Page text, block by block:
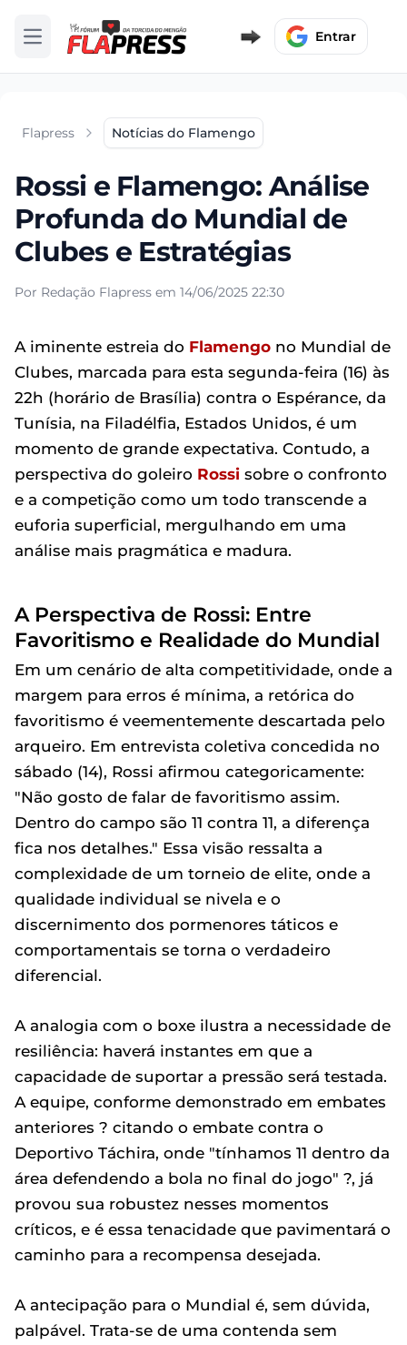
Abrir menu Entrar
Flapress Notícias do Flamengo
Rossi e Flamengo: Análise
Profunda do Mundial de
Clubes e Estratégias
Por Redação Flapress em 14/06/2025 22:30
A iminente estreia do Flamengo no Mundial de
Clubes, marcada para esta segunda-feira (16) às
22h (horário de Brasília) contra o Espérance, da
Tunísia, na Filadélfia, Estados Unidos, é um
momento de grande expectativa. Contudo, a
perspectiva do goleiro Rossi sobre o confronto
e a competição como um todo transcende a
euforia superficial, mergulhando em uma
análise mais pragmática e madura.
A Perspectiva de Rossi: Entre
Favoritismo e Realidade do Mundial
Em um cenário de alta competitividade, onde a
margem para erros é mínima, a retórica do
favoritismo é veementemente descartada pelo
arqueiro. Em entrevista coletiva concedida no
sábado (14), Rossi afirmou categoricamente:
"Não gosto de falar de favoritismo assim.
Dentro do campo são 11 contra 11, a diferença
fica nos detalhes." Essa visão ressalta a
complexidade de um torneio de elite, onde a
qualidade individual se nivela e o
discernimento dos pormenores táticos e
comportamentais se torna o verdadeiro
diferencial.
A analogia com o boxe ilustra a necessidade de
resiliência: haverá instantes em que a
capacidade de suportar a pressão será testada.
A equipe, conforme demonstrado em embates
anteriores ? citando o embate contra o
Deportivo Táchira, onde "tínhamos 11 dentro da
área defendendo a bola no final do jogo" ?, já
provou sua robustez nesses momentos
críticos, e é essa tenacidade que pavimentará o
caminho para a recompensa desejada.
A antecipação para o Mundial é, sem dúvida,
palpável. Trata-se de uma contenda sem